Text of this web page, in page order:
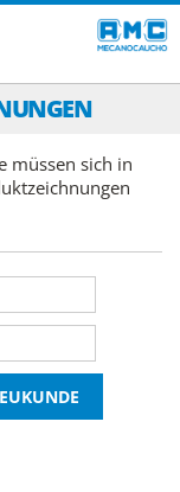
müssen sich in